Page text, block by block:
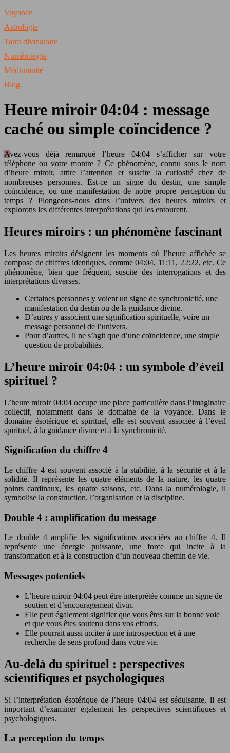
Voyance
Astrologie
Tarot divinatoire
Numérologie
Médiumnité
Blog
Heure miroir 04:04 : message
caché ou simple coïncidence ?
Avez-vous déjà remarqué l’heure 04:04 s’afficher sur votre
téléphone ou votre montre ? Ce phénomène, connu sous le nom
d’heure miroir, attire l’attention et suscite la curiosité chez de
nombreuses personnes. Est-ce un signe du destin, une simple
coïncidence, ou une manifestation de notre propre perception du
temps ? Plongeons-nous dans l’univers des heures miroirs et
explorons les différentes interprétations qui les entourent.
Heures miroirs : un phénomène fascinant
Les heures miroirs désignent les moments où l’heure affichée se
compose de chiffres identiques, comme 04:04, 11:11, 22:22, etc. Ce
phénomène, bien que fréquent, suscite des interrogations et des
interprétations diverses.
Certaines personnes y voient un signe de synchronicité, une
manifestation du destin ou de la guidance divine.
D’autres y associent une signification spirituelle, voire un
message personnel de l’univers.
Pour d’autres, il ne s’agit que d’une coïncidence, une simple
question de probabilités.
L’heure miroir 04:04 : un symbole d’éveil
spirituel ?
L’heure miroir 04:04 occupe une place particulière dans l’imaginaire
collectif, notamment dans le domaine de la voyance. Dans le
domaine ésotérique et spirituel, elle est souvent associée à l’éveil
spirituel, à la guidance divine et à la synchronicité.
Signification du chiffre 4
Le chiffre 4 est souvent associé à la stabilité, à la sécurité et à la
solidité. Il représente les quatre éléments de la nature, les quatre
points cardinaux, les quatre saisons, etc. Dans la numérologie, il
symbolise la construction, l’organisation et la discipline.
Double 4 : amplification du message
Le double 4 amplifie les significations associées au chiffre 4. Il
représente une énergie puissante, une force qui incite à la
transformation et à la construction d’un nouveau chemin de vie.
Messages potentiels
L’heure miroir 04:04 peut être interprétée comme un signe de
soutien et d’encouragement divin.
Elle peut également signifier que vous êtes sur la bonne voie
et que vous êtes soutenu dans vos efforts.
Elle pourrait aussi inciter à une introspection et à une
recherche de sens profond dans votre vie.
Au-delà du spirituel : perspectives
scientifiques et psychologiques
Si l’interprétation ésotérique de l’heure 04:04 est séduisante, il est
important d’examiner également les perspectives scientifiques et
psychologiques.
La perception du temps